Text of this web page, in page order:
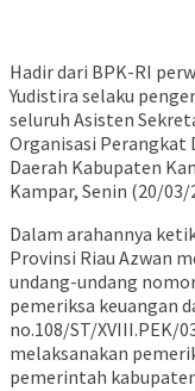
Hadir dari BPK-RI
Yudistira selaku
seluruh Asisten
Organisasi Perangkat
Daerah Kabupaten
Kampar, Senin (20/03/
Dalam arahannya
Provinsi Riau Azwan
undang-undang
pemeriksa keuangan
no.108/ST/XVIII.PEK/
melaksanakan
pemerintah